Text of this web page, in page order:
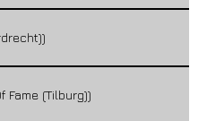
Fame (Tilburg))